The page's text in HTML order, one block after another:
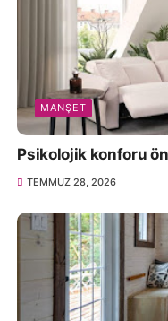
MANŞET
Psikolojik konforu
TEMMUZ 28, 2026